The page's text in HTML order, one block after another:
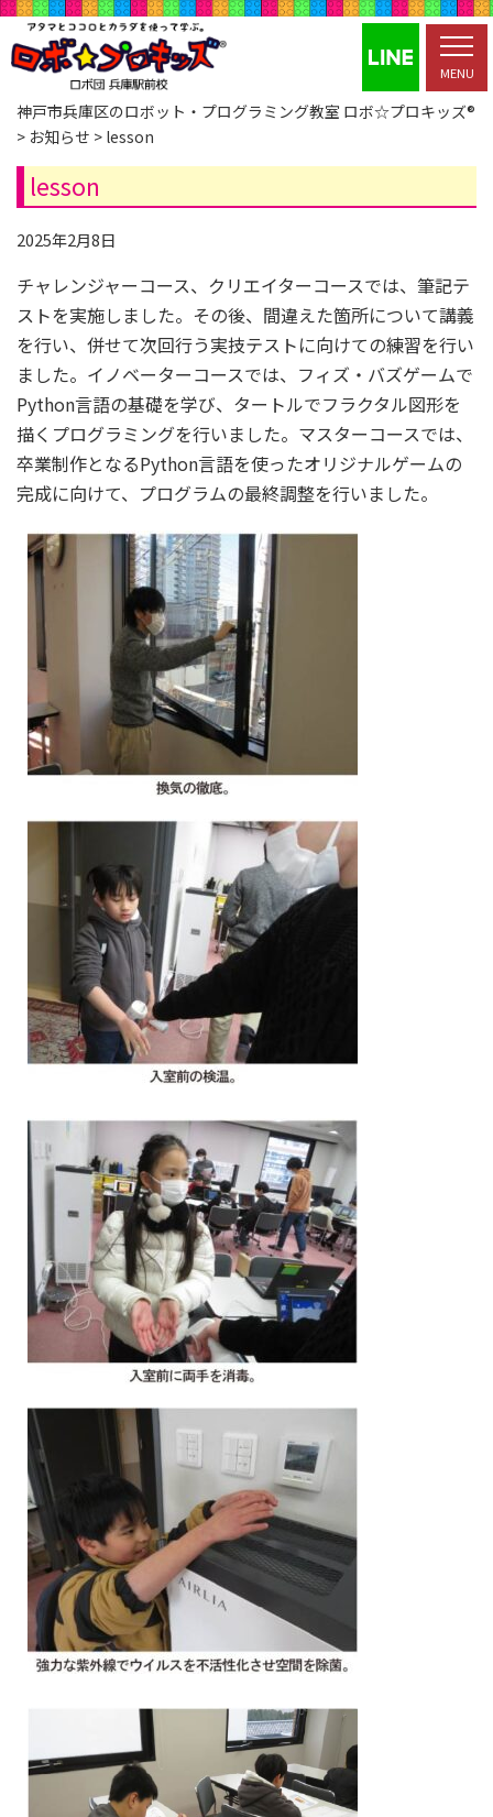
MENU
神戸市兵庫区のロボット・プログラミング教室 ロボ☆プロキッズ®
> お知らせ > lesson
lesson
2025年2月8日
チャレンジャーコース、クリエイターコースでは、筆記テ
ストを実施しました。その後、間違えた箇所について講義
を行い、併せて次回行う実技テストに向けての練習を行い
ました。イノベーターコースでは、フィズ・バズゲームで
Python言語の基礎を学び、タートルでフラクタル図形を
描くプログラミングを行いました。マスターコースでは、
卒業制作となるPython言語を使ったオリジナルゲームの
完成に向けて、プログラムの最終調整を行いました。